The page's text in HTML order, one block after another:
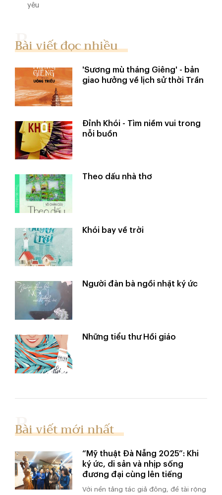
yêu
Bài viết đọc nhiều
'Sương mù tháng Giêng' - bản
giao hưởng về lịch sử thời Trần
Đỉnh Khói - Tìm niềm vui trong
nỗi buồn
Theo dấu nhà thơ
Khói bay về trời
Người đàn bà ngồi nhặt ký ức
Những tiểu thư Hồi giáo
Bài viết mới nhất
“Mỹ thuật Đà Nẵng 2025”: Khi
ký ức, di sản và nhịp sống
đương đại cùng lên tiếng
Với nền tảng tác giả đông, đề tài rộng